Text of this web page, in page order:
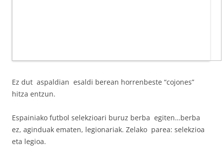
Ez dut aspaldian esaldi berean horrenbeste “cojones”
hitza entzun.
Espainiako futbol selekzioari buruz berba egiten…berba
ez, aginduak ematen, legionariak. Zelako parea: selekzioa
eta legioa.